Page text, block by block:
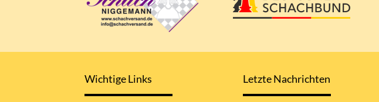
Wichtige Links Letzte Nachrichten